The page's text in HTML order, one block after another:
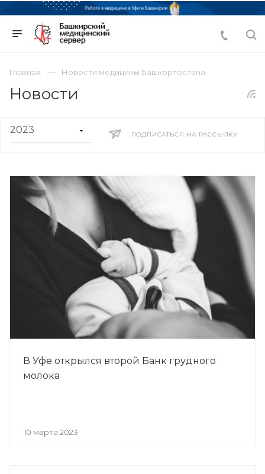
Главная Новости медицины Башкортостана
Новости
ПОДПИСАТЬСЯ НА РАССЫЛКУ
В Уфе открылся второй Банк грудного
молока
10 марта 2023